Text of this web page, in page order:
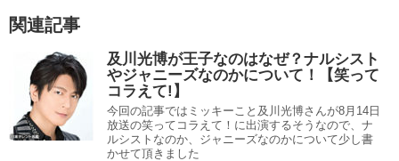
関連記事
及川光博が王子なのはなぜ？ナルシスト
やジャニーズなのかについて！【笑って
コラえて!】
今回の記事ではミッキーこと及川光博さんが8月14日
放送の笑ってコラえて！に出演するそうなので、ナ
ルシストなのか、ジャニーズなのかについて少し書
かせて頂きました